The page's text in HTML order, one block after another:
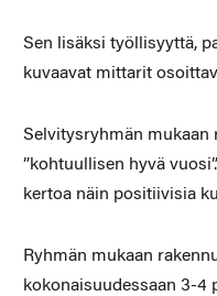
Sen lisäksi työllisyyttä,
kuvaavat mittarit
Selvitysryhmän mukaan
”kohtuullisen hyvä
kertoa näin positiivisia
Ryhmän mukaan
kokonaisuudessaan 3-4